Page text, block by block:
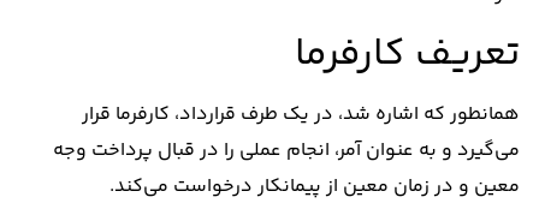
تعریف کارفرما
همانطور که اشاره شد، در یک طرف قرارداد، کارفرما قرار
می‌گیرد و به عنوان آمر، انجام عملی را در قبال پرداخت وجه
معین و در زمان معین از پیمانکار درخواست می‌کند.